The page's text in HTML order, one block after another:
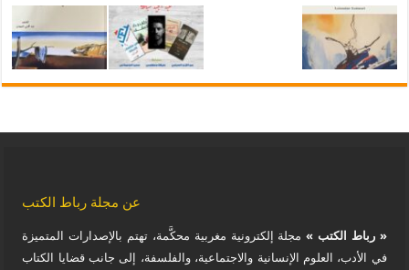
عن مجلة رباط الكتب
« رباط الكتب »مجلة إلكترونية مغربية محكَّمة، تهتم بالإصدارات المتميزة
في الأدب، العلوم الإنسانية والاجتماعية، والفلسفة، إلى جانب قضايا الكتاب